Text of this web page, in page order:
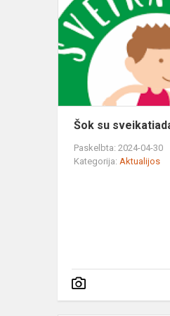
Šok su
Paskelbta: 2024-04-30
Kategorija: Aktualijos